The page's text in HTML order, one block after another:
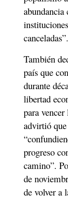
abundancia
canceladas”.
También
país que
durante
libertad
para
advirtió
progreso
camino”.
de
de volver a